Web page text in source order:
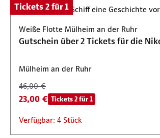
Tickets 2 für 1
Weiße Flotte Mülheim an der Ruhr
Gutschein über 2 Tickets für die
Mülheim an der Ruhr
46,00 €
23,00 € Tickets 2 für 1
Verfügbar: 4 Stück